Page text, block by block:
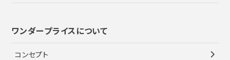
ワンダープライスについて
コンセプト